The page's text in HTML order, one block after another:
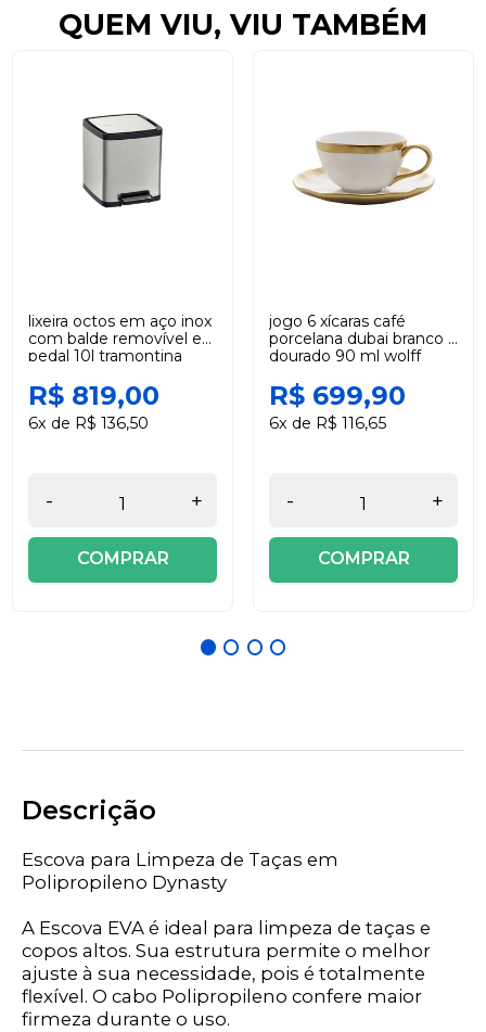
QUEM VIU, VIU TAMBÉM
lixeira octos em aço inox
com balde removível e
pedal 10l tramontina
R$ 819,00
6x de R$ 136,50
- +
COMPRAR
jogo 6 xícaras café
porcelana dubai branco e
dourado 90 ml wolff
R$ 699,90
6x de R$ 116,65
- +
COMPRAR
Descrição
Escova para Limpeza de Taças em
Polipropileno Dynasty
A Escova EVA é ideal para limpeza de taças e
copos altos. Sua estrutura permite o melhor
ajuste à sua necessidade, pois é totalmente
flexível. O cabo Polipropileno confere maior
firmeza durante o uso.